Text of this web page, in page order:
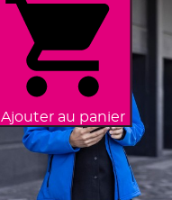
Ajouter au panier